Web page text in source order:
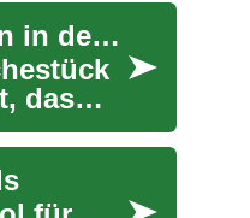
Die Evolution des BHs: Trends und Innovationen in der modernen Damenwäsche
das